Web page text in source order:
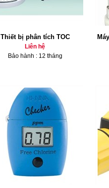
Thiết bị phân tích TOC
Liên hệ
Bảo hành : 12 tháng